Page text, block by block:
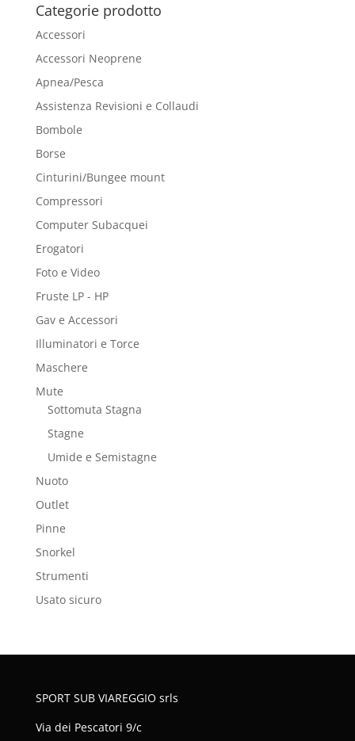
Categorie prodotto
Accessori
Accessori Neoprene
Apnea/Pesca
Assistenza Revisioni e Collaudi
Bombole
Borse
Cinturini/Bungee mount
Compressori
Computer Subacquei
Erogatori
Foto e Video
Fruste LP - HP
Gav e Accessori
Illuminatori e Torce
Maschere
Mute
Sottomuta Stagna
Stagne
Umide e Semistagne
Nuoto
Outlet
Pinne
Snorkel
Strumenti
Usato sicuro
SPORT SUB VIAREGGIO srls
Via dei Pescatori 9/c